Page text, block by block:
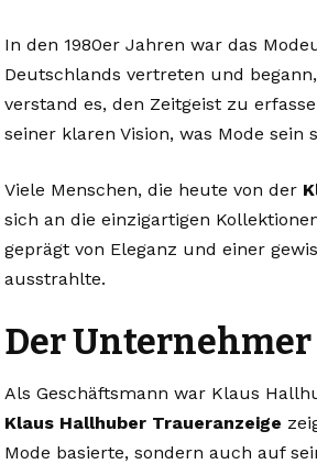
In den 1980er Jahren war das
Deutschlands vertreten und
verstand es, den Zeitgeist zu
seiner klaren Vision, was Mode
Viele Menschen, die heute von der
sich an die einzigartigen
geprägt von Eleganz und einer
ausstrahlte.
Der
Als Geschäftsmann war Klaus
Klaus Hallhuber Traueranzeige
Mode basierte, sondern auch auf